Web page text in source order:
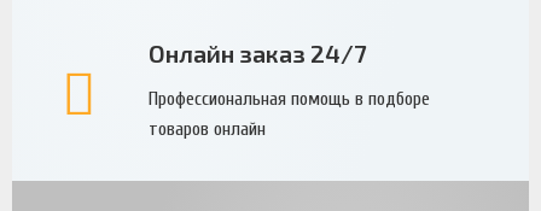
Онлайн заказ 24/7
Профессиональная помощь в подборе
товаров онлайн